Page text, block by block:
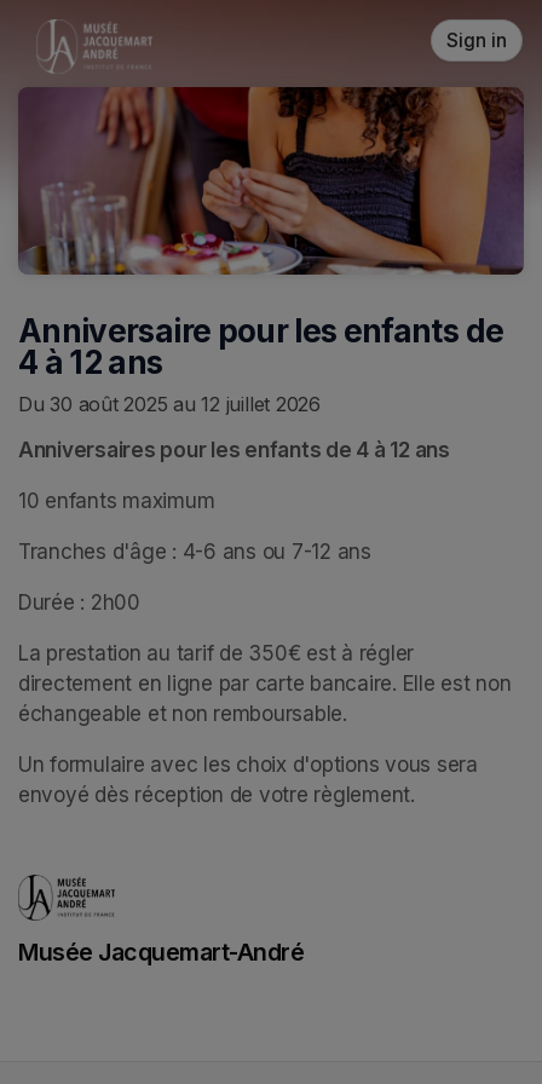
Skip header
Sign in
Anniversaire pour les enfants de
4 à 12 ans
Du 30 août 2025 au 12 juillet 2026
Anniversaires pour les enfants de 4 à 12 ans
10 enfants maximum
Tranches d'âge : 4-6 ans ou 7-12 ans
Durée : 2h00
La prestation au tarif de 350€ est à régler
directement en ligne par carte bancaire. Elle est non
échangeable et non remboursable.
Un formulaire avec les choix d'options vous sera
envoyé dès réception de votre règlement.
Musée Jacquemart-André